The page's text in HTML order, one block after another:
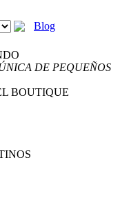
Blog
DE PEQUEÑOS
BOUTIQUE